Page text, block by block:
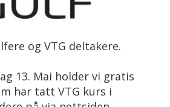
og VTG deltakere.
13. Mai holder vi gratis
har tatt VTG kurs i